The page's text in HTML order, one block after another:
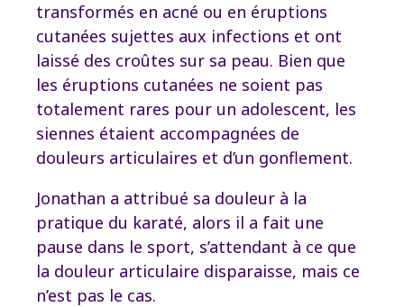
transformés en acné ou en éruptions
cutanées sujettes aux infections et ont
laissé des croûtes sur sa peau. Bien que
les éruptions cutanées ne soient pas
totalement rares pour un adolescent, les
siennes étaient accompagnées de
douleurs articulaires et d’un gonflement.
Jonathan a attribué sa douleur à la
pratique du karaté, alors il a fait une
pause dans le sport, s’attendant à ce que
la douleur articulaire disparaisse, mais ce
n’est pas le cas.